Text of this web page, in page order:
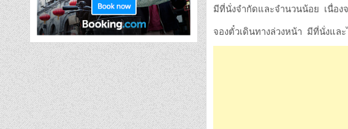
มีที่นั่งจำกัดและจำนวนน้อย เนื่อง
จองตั๋วเดินทางล่วงหน้า มีที่นั่งแ